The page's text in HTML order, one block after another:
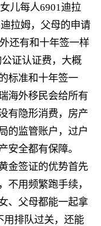
儿每人6901迪拉
拉姆，父母的申请
还有和十年签一样
证认证费，大概
标准和十年签一
海外移民会给所有
有隐形消费，房产
的监管账户，过户
安全都有保障。
金签证的优势首先
不用频繁跑手续，
、父母都能一起拿
用排队过关，还能